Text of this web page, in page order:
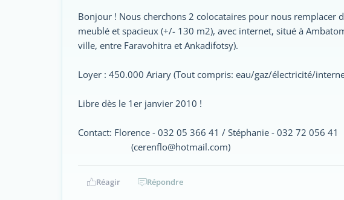
Bonjour ! Nous cherchons 2 colocataires pour nous remplacer
meublé et spacieux (+/- 130 m2), avec internet, situé à
ville, entre Faravohitra et Ankadifotsy).
Loyer : 450.000 Ariary (Tout compris: eau/gaz/électricité/
Libre dès le 1er janvier 2010 !
Contact: Florence - 032 05 366 41 / Stéphanie - 032 72 056 41
(cerenflo@hotmail.com)
Réagir Répondre